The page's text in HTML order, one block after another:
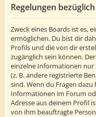
Regelungen
Zweck eines Boards ist es,
ermöglichen. Du bist dir
Profils und die von dir
zugänglich sein können.
einzelne Informationen
(z. B. andere registrierte
sind. Wenn du Fragen
Informationen im Forum
Adresse aus deinem Profil
von ihm beauftragte